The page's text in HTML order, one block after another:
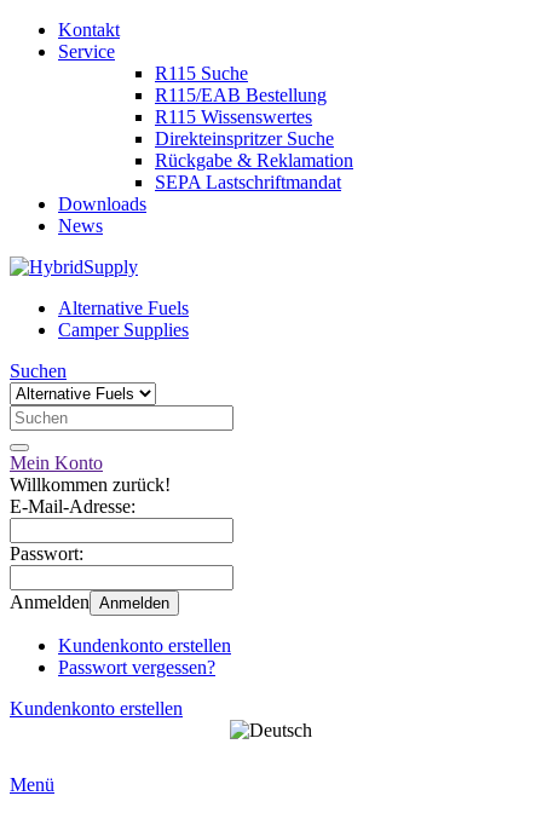
Kontakt
Service
R115 Suche
R115/EAB Bestellung
R115 Wissenswertes
Direkteinspritzer Suche
Rückgabe & Reklamation
SEPA Lastschriftmandat
Downloads
News
Alternative Fuels
Camper Supplies
Suchen
Mein Konto
Willkommen zurück!
E-Mail-Adresse:
Passwort:
Anmelden Anmelden
Kundenkonto erstellen
Passwort vergessen?
Kundenkonto erstellen
Menü